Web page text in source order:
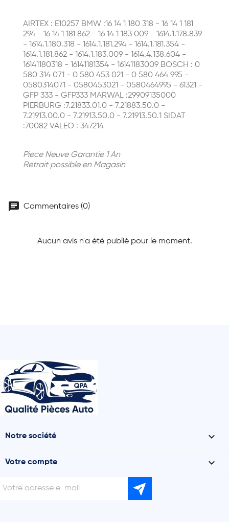
AIRTEX : E10257 BMW :16 14 1 180 318 - 16 14 1 181
294 - 16 14 1 181 862 - 16 14 1 183 009 - 1614.1.178.839
- 1614.1.180.318 - 1614.1.181.294 - 1614.1.181.354 -
1614.1.181.862 - 1614.1.183.009 - 1614.4.138.604 -
16141180318 - 16141181354 - 16141183009 BOSCH : 0
580 314 071 - 0 580 453 021 - 0 580 464 995 -
0580314071 - 0580453021 - 0580464995 - 61321 -
GFP 333 - GFP333 MARWAL :29909135000
PIERBURG :7.21833.01.0 - 7.21883.50.0 -
7.21913.00.0 - 7.21913.50.0 - 7.21913.50.1 SIDAT
:70082 VALEO : 347214
Piece Neuve Garantie 1 An
Retrait possible en Magasin
chat Commentaires (0)
Aucun avis n'a été publié pour le moment.
Notre société 
Votre compte 